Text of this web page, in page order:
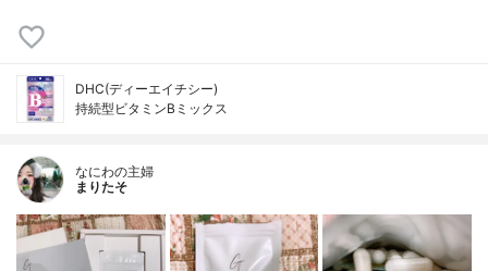
DHC(ディーエイチシー)
持続型ビタミンBミックス
なにわの主婦
まりたそ